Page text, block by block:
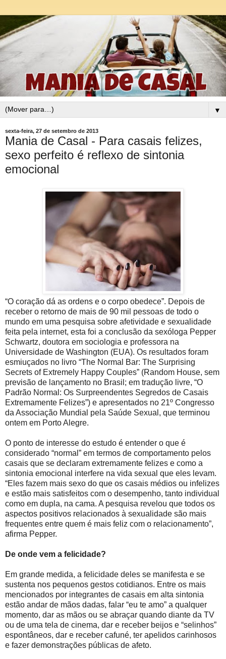
▼
sexta-feira, 27 de setembro de 2013
Mania de Casal - Para casais felizes,
sexo perfeito é reflexo de sintonia
emocional
“O coração dá as ordens e o corpo obedece”. Depois de
receber o retorno de mais de 90 mil pessoas de todo o
mundo em uma pesquisa sobre afetividade e sexualidade
feita pela internet, esta foi a conclusão da sexóloga Pepper
Schwartz, doutora em sociologia e professora na
Universidade de Washington (EUA). Os resultados foram
esmiuçados no livro “The Normal Bar: The Surprising
Secrets of Extremely Happy Couples” (Random House, sem
previsão de lançamento no Brasil; em tradução livre, “O
Padrão Normal: Os Surpreendentes Segredos de Casais
Extremamente Felizes”) e apresentados no 21º Congresso
da Associação Mundial pela Saúde Sexual, que terminou
ontem em Porto Alegre.
O ponto de interesse do estudo é entender o que é
considerado “normal” em termos de comportamento pelos
casais que se declaram extremamente felizes e como a
sintonia emocional interfere na vida sexual que eles levam.
“Eles fazem mais sexo do que os casais médios ou infelizes
e estão mais satisfeitos com o desempenho, tanto individual
como em dupla, na cama. A pesquisa revelou que todos os
aspectos positivos relacionados à sexualidade são mais
frequentes entre quem é mais feliz com o relacionamento”,
afirma Pepper.
De onde vem a felicidade?
Em grande medida, a felicidade deles se manifesta e se
sustenta nos pequenos gestos cotidianos. Entre os mais
mencionados por integrantes de casais em alta sintonia
estão andar de mãos dadas, falar “eu te amo” a qualquer
momento, dar as mãos ou se abraçar quando diante da TV
ou de uma tela de cinema, dar e receber beijos e “selinhos”
espontâneos, dar e receber cafuné, ter apelidos carinhosos
e fazer demonstrações públicas de afeto.